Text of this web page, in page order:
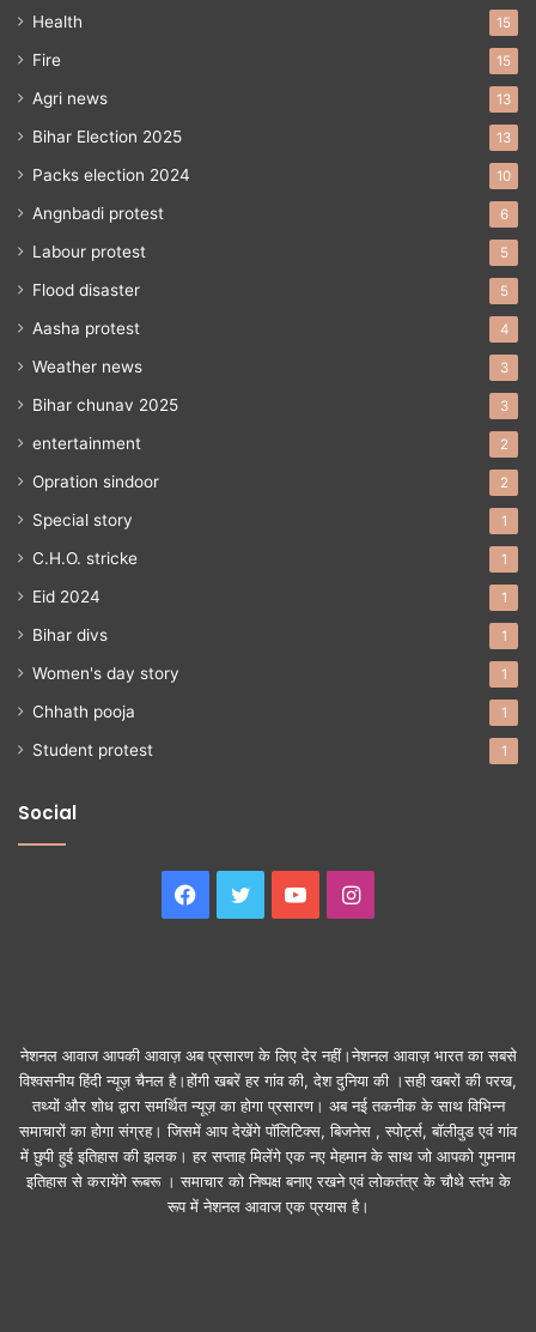
Health 15
Fire 15
Agri news 13
Bihar Election 2025 13
Packs election 2024 10
Angnbadi protest 6
Labour protest 5
Flood disaster 5
Aasha protest 4
Weather news 3
Bihar chunav 2025 3
entertainment 2
Opration sindoor 2
Special story 1
C.H.O. stricke 1
Eid 2024 1
Bihar divs 1
Women's day story 1
Chhath pooja 1
Student protest 1
Social
Facebook
Twitter YouTubeInstagram
नेशनल आवाज आपकी आवाज़ अब प्रसारण के लिए देर नहीं।नेशनल आवाज़ भारत का सबसे
विश्वसनीय हिंदी न्यूज़ चैनल है।होंगी खबरें हर गांव की, देश दुनिया की ।सही खबरों की परख,
तथ्यों और शोध द्वारा समर्थित न्यूज़ का होगा प्रसारण। अब नई तकनीक के साथ विभिन्न
समाचारों का होगा संग्रह। जिसमें आप देखेंगे पॉलिटिक्स, बिजनेस , स्पोर्ट्स, बॉलीवुड एवं गांव
में छुपी हुई इतिहास की झलक। हर सप्ताह मिलेंगे एक नए मेहमान के साथ जो आपको गुमनाम
इतिहास से करायेंगे रूबरू । समाचार को निष्पक्ष बनाए रखने एवं लोकतंत्र के चौथे स्तंभ के
रूप में नेशनल आवाज एक प्रयास है।